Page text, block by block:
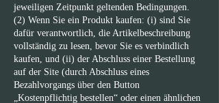
jeweiligen Zeitpunkt geltenden Bedingungen.
(2) Wenn Sie ein Produkt kaufen: (i) sind Sie
dafür verantwortlich, die Artikelbeschreibung
vollständig zu lesen, bevor Sie es verbindlich
kaufen, und (ii) der Abschluss einer Bestellung
auf der Site (durch Abschluss eines
Bezahlvorgangs über den Button
„Kostenpflichtig bestellen“ oder einen ähnlichen